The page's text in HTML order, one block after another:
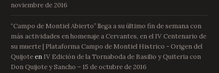
noviembre de 2016
“Campo de Montiel Abierto” llega a su último fin de semana con
más actividades en homenaje a Cervantes, en el IV Centenario de
su muerte | Plataforma Campo de Montiel Histrico - Origen del
Quijoteen IV Edición de la Tornaboda de Basilio y Quiteria con
Don Quijote y Sancho – 15 de octubre de 2016